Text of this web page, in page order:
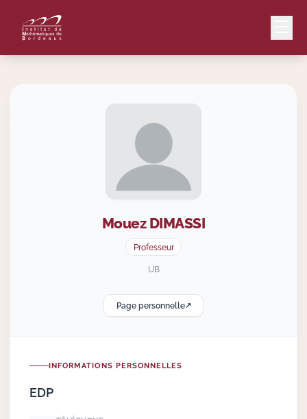
Mouez DIMASSI
Professeur
UB
Page personnelle↗
INFORMATIONS PERSONNELLES
EDP